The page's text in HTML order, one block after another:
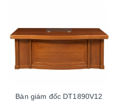
Bàn giám đốc DT1890V12